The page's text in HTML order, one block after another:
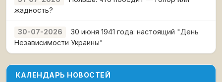
жадность?
30-07-2026
30 июня 1941 года: настоящий "День
Независимости Украины"
КАЛЕНДАРЬ НОВОСТЕЙ